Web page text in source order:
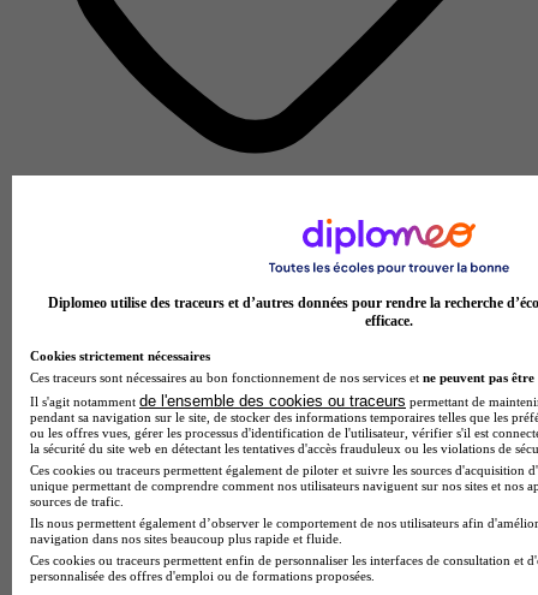
Diplomeo utilise des traceurs et d’autres données pour rendre la recherche
efficace.
Cookies strictement nécessaires
Ces traceurs sont nécessaires au bon fonctionnement de nos services et ne peuvent pas être
Il s'agit notamment de l'ensemble des cookies ou traceurs permettant de
pendant sa navigation sur le site, de stocker des informations temporaires telles que les
ou les offres vues, gérer les processus d'identification de l'utilisateur, vérifier s'il est
la sécurité du site web en détectant les tentatives d'accès frauduleux ou les violations de
Ces cookies ou traceurs permettent également de piloter et suivre les sources d'acquisition
unique permettant de comprendre comment nos utilisateurs naviguent sur nos sites et nos
sources de trafic.
Ils nous permettent également d’observer le comportement de nos utilisateurs afin
navigation dans nos sites beaucoup plus rapide et fluide.
Ces cookies ou traceurs permettent enfin de personnaliser les interfaces de consultation et
personnalisée des offres d'emploi ou de formations proposées.